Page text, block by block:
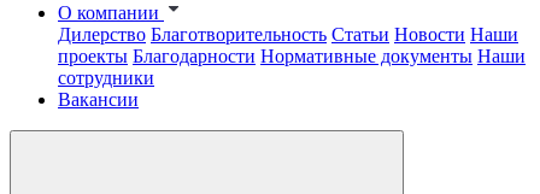
О компании
Дилерство Благотворительность Статьи Новости Наши
проекты Благодарности Нормативные документы Наши
сотрудники
Вакансии